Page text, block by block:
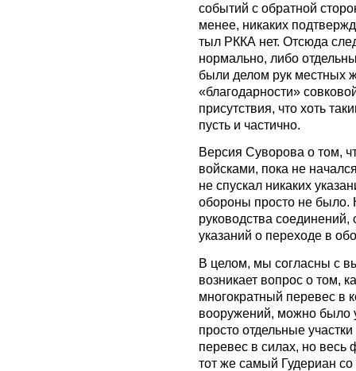
событий с обратной
менее, никаких
тыл РККА нет. Отсюда
нормально, либо
были делом рук местных
«благодарности»
присутствия, что хоть
пусть и частично.
Версия Суворова о том,
войсками, пока не
не спускал никаких
обороны просто не было.
руководства
указаний о переходе в
В целом, мы согласны с
возникает вопрос о том,
многократный перевес в
вооружений, можно было
просто отдельные
перевес в силах, но весь
тот же самый Гудериан